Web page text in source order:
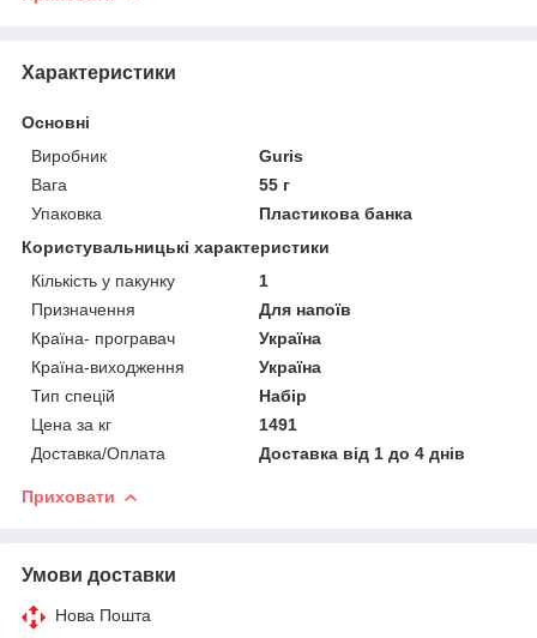
Характеристики
Основні
Виробник
Guris
Вага
55 г
Упаковка
Пластикова банка
Користувальницькі характеристики
Кількість у пакунку
1
Призначення
Для напоїв
Країна- програвач
Україна
Країна-виходження
Україна
Тип спецій
Набір
Цена за кг
1491
Доставка/Оплата
Доставка від 1 до 4 днів
Приховати
Умови доставки
Нова Пошта